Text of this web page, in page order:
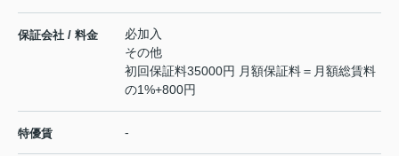
保証会社 / 料金
必加入
その他
初回保証料35000円 月額保証料＝月額総賃料
の1%+800円
特優賃 -